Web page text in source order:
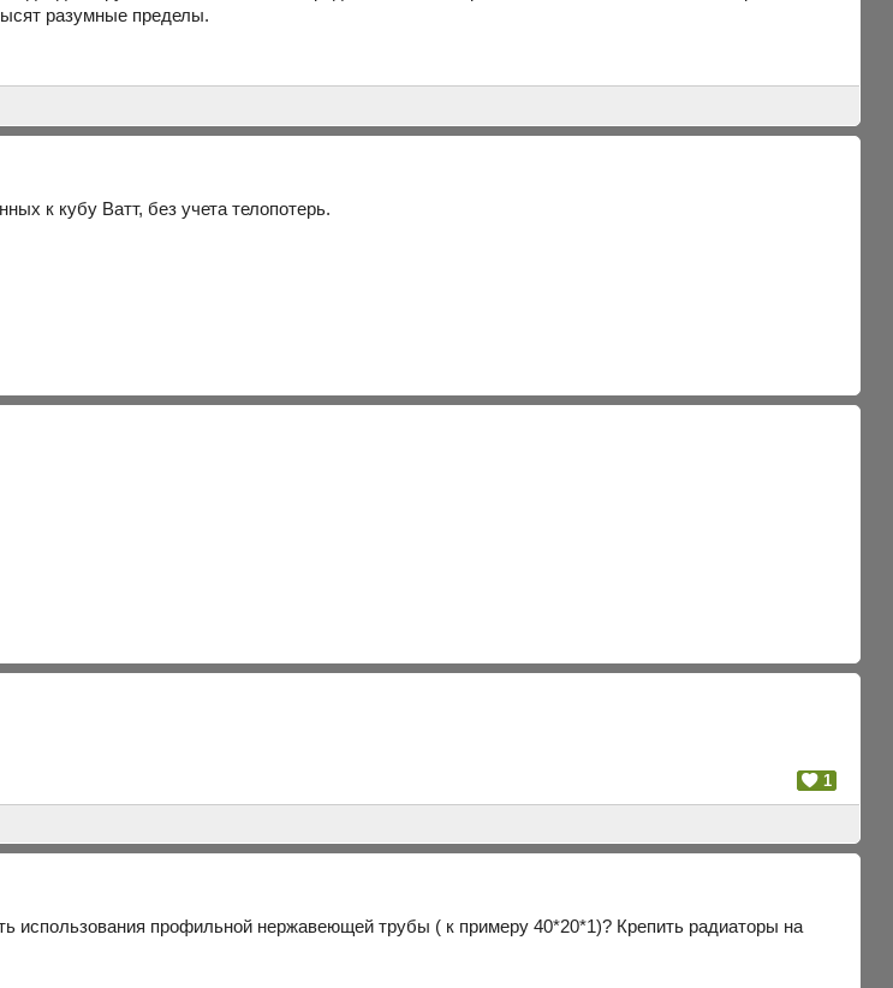
разумные пределы.
к кубу Ватт, без учета телопотерь.
1
использования профильной нержавеющей трубы ( к примеру 40*20*1)? Крепить радиаторы на